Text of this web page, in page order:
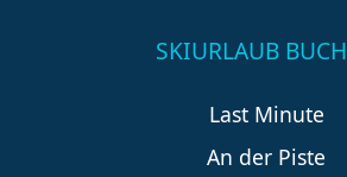
SKIURLAUB
Last Minute
An der Piste